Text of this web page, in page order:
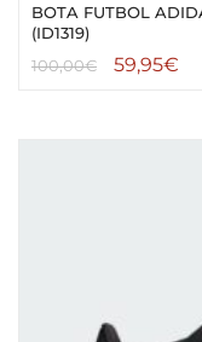
BOTA FUTBOL
(ID1319)
100,00€ 59,95€